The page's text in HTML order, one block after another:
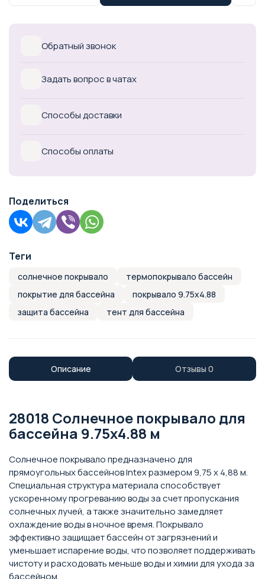
Обратный звонок
Задать вопрос в чатах
Способы доставки
Способы оплаты
Поделиться
Теги
солнечное покрывало
термопокрывало бассейн
покрытие для бассейна
покрывало 9.75х4.88
защита бассейна
тент для бассейна
Описание Отзывы 0
28018 Солнечное покрывало для
бассейна 9.75х4.88 м
Солнечное покрывало предназначено для
прямоугольных бассейнов Intex размером 9,75 х 4,88 м.
Специальная структура материала способствует
ускоренному прогреванию воды за счет пропускания
солнечных лучей, а также значительно замедляет
охлаждение воды в ночное время. Покрывало
эффективно защищает бассейн от загрязнений и
уменьшает испарение воды, что позволяет поддерживать
чистоту и расходовать меньше воды и химии для ухода за
бассейном.